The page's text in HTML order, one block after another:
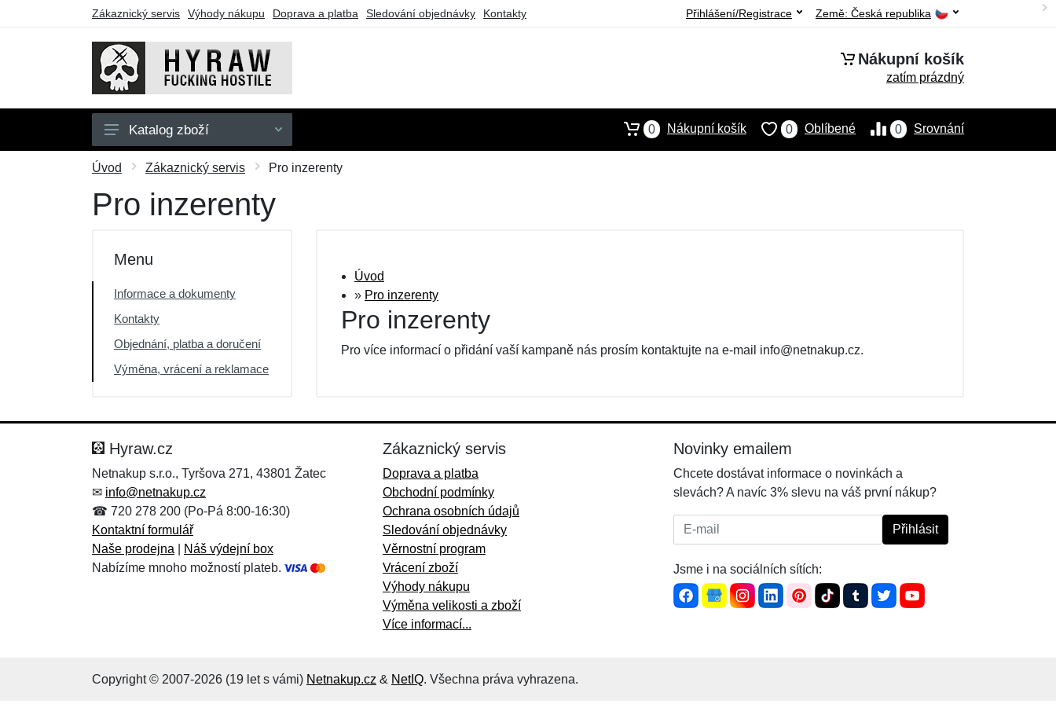
Zákaznický servis Výhody nákupu Doprava a platba Sledování objednávky Kontakty Země: Česká republika
Přihlášení/Registrace
Nákupní košík
zatím prázdný
Pánské
Dámské
Katalog zboží 0 Srovnání
0 Oblíbené
0 Nákupní košík
Úvod Zákaznický servis Pro inzerenty
Pro inzerenty
Menu
Informace a dokumenty
Kontakty
Objednání, platba a doručení
Výměna, vrácení a reklamace
Úvod
» Pro inzerenty
Pro inzerenty
Pro více informací o přidání vaší kampaně nás prosím kontaktujte na e-mail info@netnakup.cz.
Hyraw.cz
Netnakup s.r.o., Tyršova 271, 43801 Žatec
✉ info@netnakup.cz
☎ 720 278 200 (Po-Pá 8:00-16:30)
Kontaktní formulář
Naše prodejna
Náš výdejní box
Nabízíme mnoho možností plateb.
Zákaznický servis
Doprava a platba
Obchodní podmínky
Ochrana osobních údajů
Sledování objednávky
Věrnostní program
Vrácení zboží
Výhody nákupu
Výměna velikosti a zboží
Více informací...
Novinky emailem
Chcete dostávat informace o novinkách a
slevách? A navíc 3% slevu na váš první nákup?
E-mail: Přihlásit
Jsme i na sociálních sítích:
Copyright © 2007-2026 (19 let s vámi) Netnakup.cz & NetIQ. Všechna práva vyhrazena.